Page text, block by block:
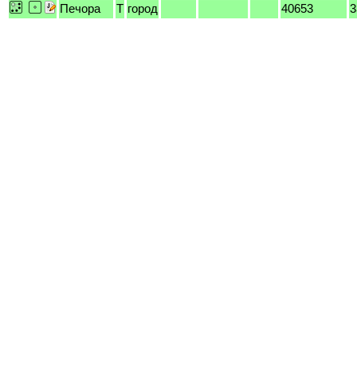
Печора
T город 40653